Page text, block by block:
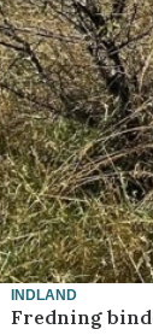
INDLAND
Fredning